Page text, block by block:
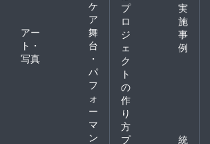
ケ
ア
アー
ト・
写真
舞
台
・
パ
フ
ォ
ー
マ
ン
プ
ロ
ジ
ェ
ク
ト
の
作
り
方
実
施
事
例
プ
統